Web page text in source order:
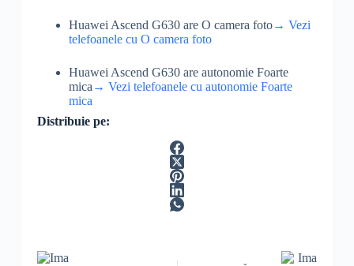
Huawei Ascend G630 are O camera foto→ Vezi
telefoanele cu O camera foto
Huawei Ascend G630 are autonomie Foarte
mica → Vezi telefoanele cu autonomie Foarte
mica
Distribuie pe: